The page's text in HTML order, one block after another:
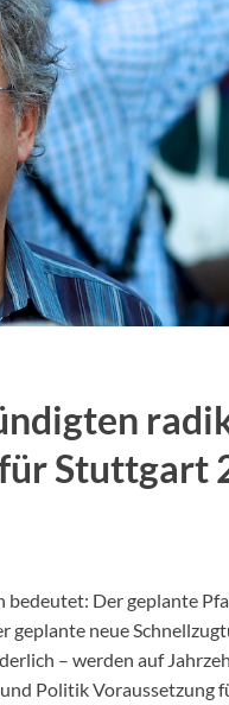
Stuttgart
bedeutet: Der geplante
neue
– werden auf
Politik Voraussetzung